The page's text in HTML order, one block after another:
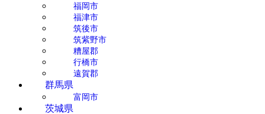
福岡市
福津市
筑後市
筑紫野市
糟屋郡
行橋市
遠賀郡
群馬県
富岡市
茨城県